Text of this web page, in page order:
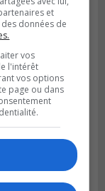
16U
et
données de
vos
l'intérêt
vos options
page ou dans